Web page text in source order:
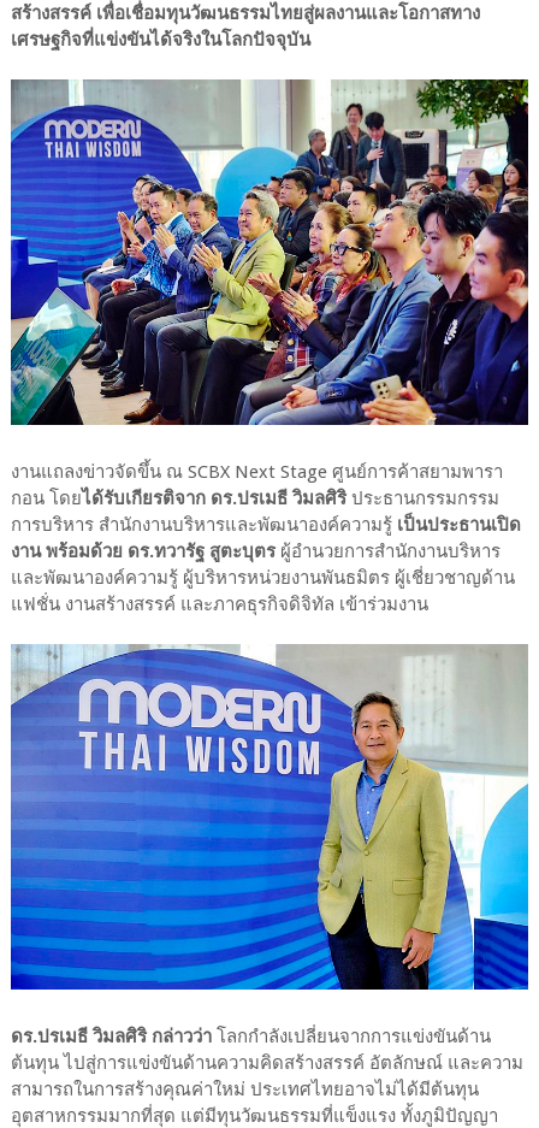
สร้างสรรค์ เพื่อเชื่อมทุนวัฒนธรรมไทยสู่ผลงานและโอกาสทาง
เศรษฐกิจที่แข่งขันได้จริงในโลกปัจจุบัน
งานแถลงข่าวจัดขึ้น ณ SCBX Next Stage ศูนย์การค้าสยามพารา
กอน โดยได้รับเกียรติจาก ดร.ปรเมธี วิมลศิริประธานกรรมกรรม
การบริหาร สำนักงานบริหารและพัฒนาองค์ความรู้ เป็นประธานเปิด
งาน พร้อมด้วย ดร.ทวารัฐ สูตะบุตรผู้อำนวยการสำนักงานบริหาร
และพัฒนาองค์ความรู้ ผู้บริหารหน่วยงานพันธมิตร ผู้เชี่ยวชาญด้าน
แฟชั่น งานสร้างสรรค์ และภาคธุรกิจดิจิทัล เข้าร่วมงาน
ดร.ปรเมธี วิมลศิริ กล่าวว่า โลกกำลังเปลี่ยนจากการแข่งขันด้าน
ต้นทุน ไปสู่การแข่งขันด้านความคิดสร้างสรรค์ อัตลักษณ์ และความ
สามารถในการสร้างคุณค่าใหม่ ประเทศไทยอาจไม่ได้มีต้นทุน
อุตสาหกรรมมากที่สุด แต่มีทุนวัฒนธรรมที่แข็งแรง ทั้งภูมิปัญญา